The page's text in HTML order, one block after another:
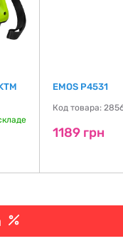
EMOS P4531
Код товара:
1189 грн